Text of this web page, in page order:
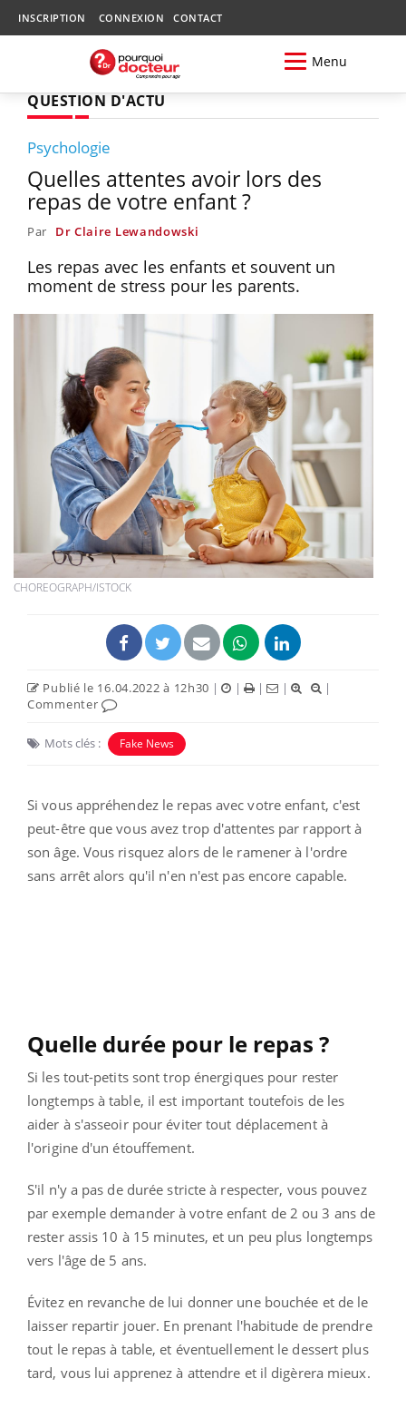
INSCRIPTION CONNEXION CONTACT
Menu
QUESTION D'ACTU
Psychologie
Quelles attentes avoir lors des
repas de votre enfant ?
Par Dr Claire Lewandowski
Les repas avec les enfants et souvent un
moment de stress pour les parents.
CHOREOGRAPH/ISTOCK
Publié le 16.04.2022 à 12h30 | | | |
|
Commenter
Mots clés : Fake News
Si vous appréhendez le repas avec votre enfant, c'est
peut-être que vous avez trop d'attentes par rapport à
son âge. Vous risquez alors de le ramener à l'ordre
sans arrêt alors qu'il n'en n'est pas encore capable.
Quelle durée pour le repas ?
Si les tout-petits sont trop énergiques pour rester
longtemps à table, il est important toutefois de les
aider à s'asseoir pour éviter tout déplacement à
l'origine d'un étouffement.
S'il n'y a pas de durée stricte à respecter, vous pouvez
par exemple demander à votre enfant de 2 ou 3 ans de
rester assis 10 à 15 minutes, et un peu plus longtemps
vers l'âge de 5 ans.
Évitez en revanche de lui donner une bouchée et de le
laisser repartir jouer. En prenant l'habitude de prendre
tout le repas à table, et éventuellement le dessert plus
tard, vous lui apprenez à attendre et il digèrera mieux.